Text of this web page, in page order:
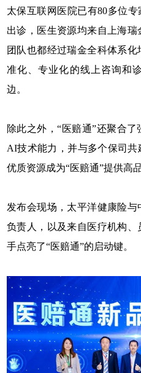
太保互联网医院已有80多位
出诊，医生资源均来自上海
团队也都经过瑞金全科体系
准化、专业化的线上咨询和
边。
除此之外，“医赔通”还聚合
AI技术能力，并与多个保司
优质资源成为“医赔通”提供高
发布会现场，太平洋健康险
负责人，以及来自医疗机构
手点亮了“医赔通”的启动键。